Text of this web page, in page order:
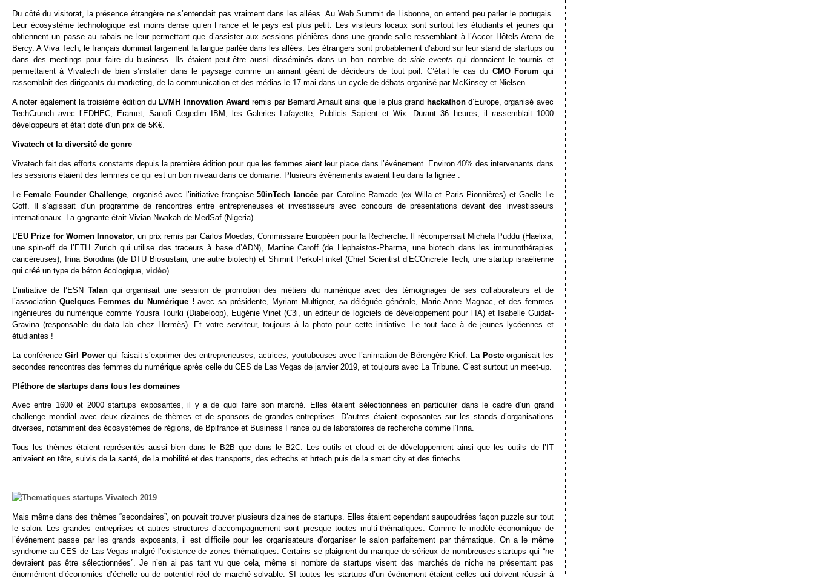
Du côté du visitorat, la présence étrangère ne s’entendait pas vraiment dans les allées. Au Web Summit de Lisbonne, on entend peu parler le portugais.
Leur écosystème technologique est moins dense qu’en France et le pays est plus petit. Les visiteurs locaux sont surtout les étudiants et jeunes qui
obtiennent un passe au rabais ne leur permettant que d’assister aux sessions plénières dans une grande salle ressemblant à l’Accor Hôtels Arena de
Bercy. A Viva Tech, le français dominait largement la langue parlée dans les allées. Les étrangers sont probablement d’abord sur leur stand de startups ou
dans des meetings pour faire du business. Ils étaient peut-être aussi disséminés dans un bon nombre deside events qui donnaient le tournis et
permettaient à Vivatech de bien s’installer dans le paysage comme un aimant géant de décideurs de tout poil. C’était le cas du CMO Forum qui
rassemblait des dirigeants du marketing, de la communication et des médias le 17 mai dans un cycle de débats organisé par McKinsey et Nielsen.
A noter également la troisième édition du LVMH Innovation Awardremis par Bernard Arnault ainsi que le plus grand hackathond’Europe, organisé avec
TechCrunch avec l’EDHEC, Eramet, Sanofi–Cegedim–IBM, les Galeries Lafayette, Publicis Sapient et Wix. Durant 36 heures, il rassemblait 1000
développeurs et était doté d’un prix de 5K€.
Vivatech et la diversité de genre
Vivatech fait des efforts constants depuis la première édition pour que les femmes aient leur place dans l’événement. Environ 40% des intervenants dans
les sessions étaient des femmes ce qui est un bon niveau dans ce domaine. Plusieurs événements avaient lieu dans la lignée :
LeFemale Founder Challenge , organisé avec l’initiative française50inTech lancée par Caroline Ramade (ex Willa et Paris Pionnières) et Gaëlle Le
Goff. Il s’agissait d’un programme de rencontres entre entrepreneuses et investisseurs avec concours de présentations devant des investisseurs
internationaux. La gagnante était Vivian Nwakah de MedSaf (Nigeria).
L’ EU Prize for Women Innovator, un prix remis par Carlos Moedas, Commissaire Européen pour la Recherche. Il récompensait Michela Puddu (Haelixa,
une spin-off de l’ETH Zurich qui utilise des traceurs à base d’ADN), Martine Caroff (de Hephaistos-Pharma, une biotech dans les immunothérapies
cancéreuses), Irina Borodina (de DTU Biosustain, une autre biotech) et Shimrit Perkol-Finkel (Chief Scientist d’ECOncrete Tech, une startup israélienne
qui créé un type de béton écologique, vidéo).
L’initiative de l’ESN Talanqui organisait une session de promotion des métiers du numérique avec des témoignages de ses collaborateurs et de
l’association Quelques Femmes du Numérique ! avec sa présidente, Myriam Multigner, sa déléguée générale, Marie-Anne Magnac, et des femmes
ingénieures du numérique comme Yousra Tourki (Diabeloop), Eugénie Vinet (C3i, un éditeur de logiciels de développement pour l’IA) et Isabelle Guidat-
Gravina (responsable du data lab chez Hermès). Et votre serviteur, toujours à la photo pour cette initiative. Le tout face à de jeunes lycéennes et
étudiantes !
La conférenceGirl Powerqui faisait s’exprimer des entrepreneuses, actrices, youtubeuses avec l’animation de Bérengère Krief. La Posteorganisait les
secondes rencontres des femmes du numérique après celle du CES de Las Vegas de janvier 2019, et toujours avec La Tribune. C’est surtout un meet-up.
Pléthore de startups dans tous les domaines
Avec entre 1600 et 2000 startups exposantes, il y a de quoi faire son marché. Elles étaient sélectionnées en particulier dans le cadre d’un grand
challenge mondial avec deux dizaines de thèmes et de sponsors de grandes entreprises. D’autres étaient exposantes sur les stands d’organisations
diverses, notamment des écosystèmes de régions, de Bpifrance et Business France ou de laboratoires de recherche comme l’Inria.
Tous les thèmes étaient représentés aussi bien dans le B2B que dans le B2C. Les outils et cloud et de développement ainsi que les outils de l’IT
arrivaient en tête, suivis de la santé, de la mobilité et des transports, des edtechs et hrtech puis de la smart city et des fintechs.
Mais même dans des thèmes “secondaires”, on pouvait trouver plusieurs dizaines de startups. Elles étaient cependant saupoudrées façon puzzle sur tout
le salon. Les grandes entreprises et autres structures d’accompagnement sont presque toutes multi-thématiques. Comme le modèle économique de
l’événement passe par les grands exposants, il est difficile pour les organisateurs d’organiser le salon parfaitement par thématique. On a le même
syndrome au CES de Las Vegas malgré l’existence de zones thématiques. Certains se plaignent du manque de sérieux de nombreuses startups qui “ne
devraient pas être sélectionnées”. Je n’en ai pas tant vu que cela, même si nombre de startups visent des marchés de niche ne présentant pas
énormément d’économies d’échelle ou de potentiel réel de marché solvable. SI toutes les startups d’un événement étaient celles qui doivent réussir à